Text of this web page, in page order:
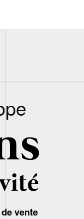
vente